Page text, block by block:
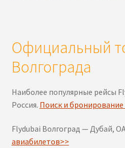
Официальный
Волгограда
Наиболее популярные рейсы
Россия. Поиск и
Flydubai Волгоград — Дубай,
авиабилетов>>